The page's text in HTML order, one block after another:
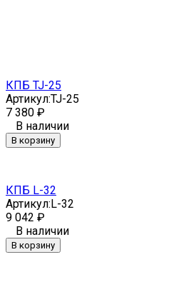
КПБ TJ-25
Артикул:TJ-25
7 380 ₽
В наличии
В корзину
КПБ L-32
Артикул:L-32
9 042 ₽
В наличии
В корзину